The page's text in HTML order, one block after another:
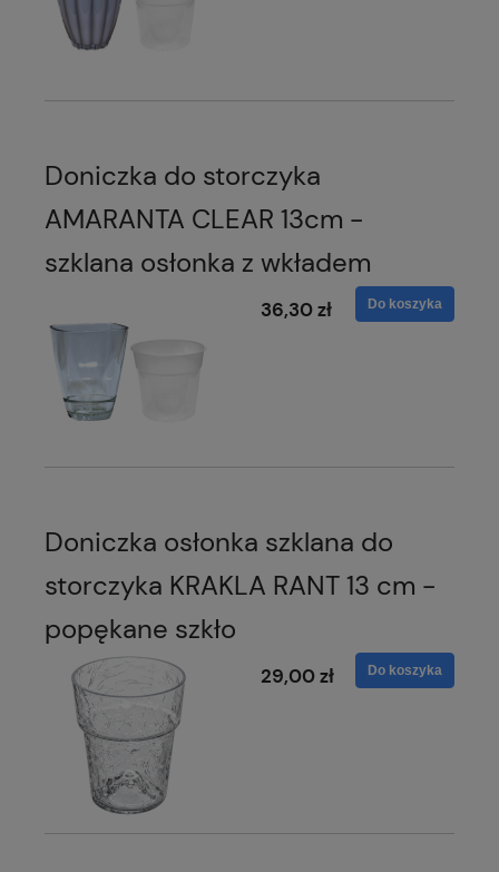
Doniczka do storczyka
AMARANTA CLEAR 13cm -
szklana osłonka z wkładem
36,30 zł Do koszyka
Doniczka osłonka szklana do
storczyka KRAKLA RANT 13 cm -
popękane szkło
29,00 zł Do koszyka